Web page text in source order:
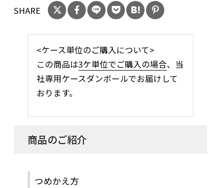
SHARE
<ケース単位のご購入について>
この商品は3ケ単位でご購入の場合、当
社専用ケースダンボールでお届けして
おります。
商品のご紹介
つめかえ方